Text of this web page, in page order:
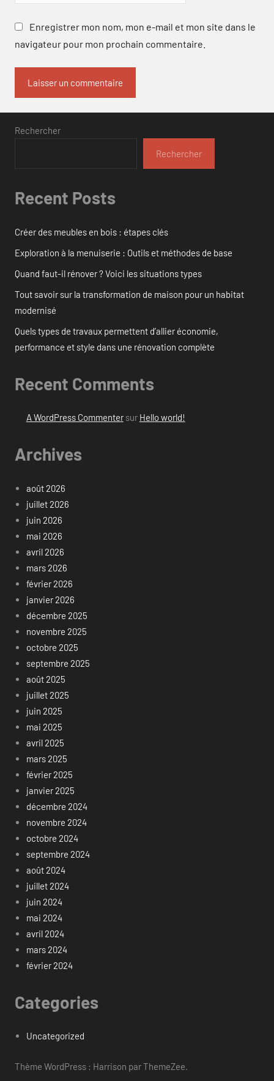
Enregistrer mon nom, mon e-mail et mon site dans le
navigateur pour mon prochain commentaire.
Rechercher
Rechercher
Recent Posts
Créer des meubles en bois : étapes clés
Exploration à la menuiserie : Outils et méthodes de base
Quand faut-il rénover ? Voici les situations types
Tout savoir sur la transformation de maison pour un habitat
modernisé
Quels types de travaux permettent d’allier économie,
performance et style dans une rénovation complète
Recent Comments
A WordPress Commentersur Hello world!
Archives
août 2026
juillet 2026
juin 2026
mai 2026
avril 2026
mars 2026
février 2026
janvier 2026
décembre 2025
novembre 2025
octobre 2025
septembre 2025
août 2025
juillet 2025
juin 2025
mai 2025
avril 2025
mars 2025
février 2025
janvier 2025
décembre 2024
novembre 2024
octobre 2024
septembre 2024
août 2024
juillet 2024
juin 2024
mai 2024
avril 2024
mars 2024
février 2024
Categories
Uncategorized
Thème WordPress : Harrison par ThemeZee.